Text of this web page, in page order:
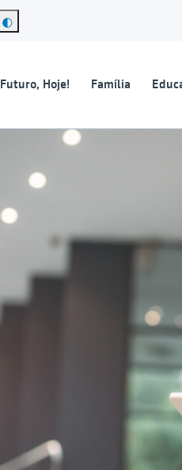
Futuro, Hoje! Família